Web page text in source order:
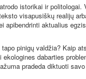
istorikai ir
visapusiškų realijų
apibendrinti aktualius
pinigų valdžia? Kaip
dabarties
pradeda diktuoti